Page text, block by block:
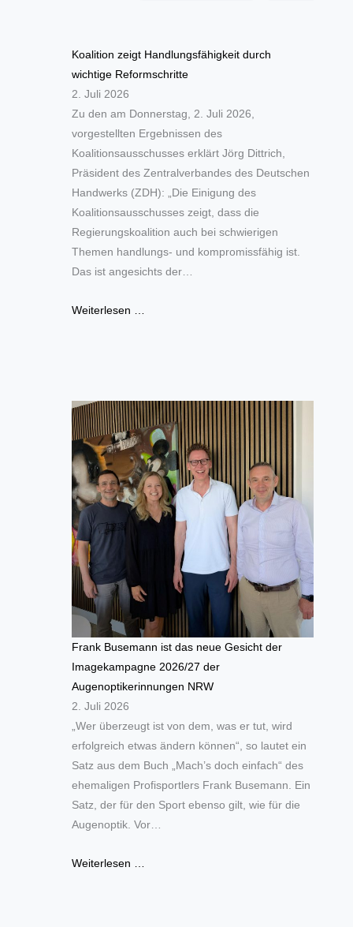
Koalition zeigt Handlungsfähigkeit durch
wichtige Reformschritte
2. Juli 2026
Zu den am Donnerstag, 2. Juli 2026,
vorgestellten Ergebnissen des
Koalitionsausschusses erklärt Jörg Dittrich,
Präsident des Zentralverbandes des Deutschen
Handwerks (ZDH): „Die Einigung des
Koalitionsausschusses zeigt, dass die
Regierungskoalition auch bei schwierigen
Themen handlungs- und kompromissfähig ist.
Das ist angesichts der…
Weiterlesen …
Frank Busemann ist das neue Gesicht der
Imagekampagne 2026/27 der
Augenoptikerinnungen NRW
2. Juli 2026
„Wer überzeugt ist von dem, was er tut, wird
erfolgreich etwas ändern können“, so lautet ein
Satz aus dem Buch „Mach’s doch einfach“ des
ehemaligen Profisportlers Frank Busemann. Ein
Satz, der für den Sport ebenso gilt, wie für die
Augenoptik. Vor…
Weiterlesen …